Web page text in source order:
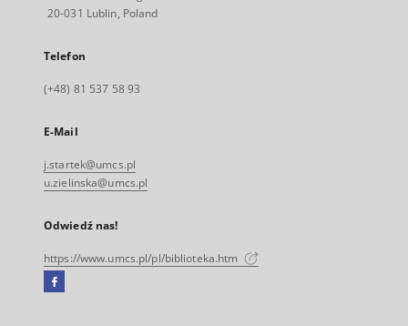
20-031 Lublin, Poland
Telefon
(+48) 81 537 58 93
E-Mail
j.startek@umcs.pl
u.zielinska@umcs.pl
Odwiedź nas!
https://www.umcs.pl/pl/biblioteka.htm
Facebook